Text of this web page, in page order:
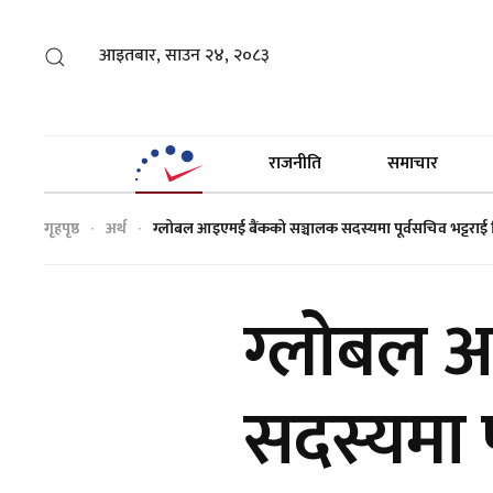
आइतबार, साउन २४, २०८३
राजनीति समाचार
गृहपृष्ठ अर्थ ग्लोबल आइएमई बैंकको सञ्चालक सदस्यमा पूर्वसचिव भट्टराई
ग्लोबल
सदस्यमा